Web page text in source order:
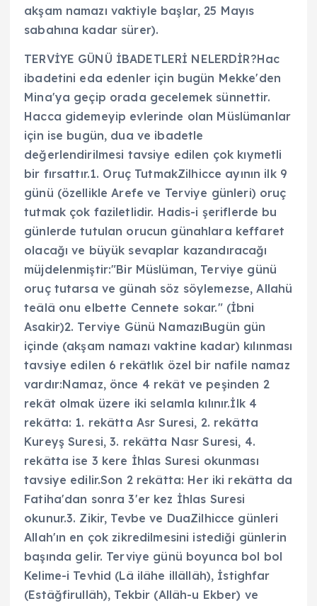
akşam namazı vaktiyle başlar, 25 Mayıs
sabahına kadar sürer).
TERVİYE GÜNÜ İBADETLERİ NELERDİR?Hac
ibadetini eda edenler için bugün Mekke'den
Mina'ya geçip orada gecelemek sünnettir.
Hacca gidemeyip evlerinde olan Müslümanlar
için ise bugün, dua ve ibadetle
değerlendirilmesi tavsiye edilen çok kıymetli
bir fırsattır.1. Oruç TutmakZilhicce ayının ilk 9
günü (özellikle Arefe ve Terviye günleri) oruç
tutmak çok faziletlidir. Hadis-i şeriflerde bu
günlerde tutulan orucun günahlara keffaret
olacağı ve büyük sevaplar kazandıracağı
müjdelenmiştir:"Bir Müslüman, Terviye günü
oruç tutarsa ve günah söz söylemezse, Allahü
teâlâ onu elbette Cennete sokar." (İbni
Asakir)2. Terviye Günü NamazıBugün gün
içinde (akşam namazı vaktine kadar) kılınması
tavsiye edilen 6 rekâtlık özel bir nafile namaz
vardır:Namaz, önce 4 rekât ve peşinden 2
rekât olmak üzere iki selamla kılınır.İlk 4
rekâtta: 1. rekâtta Asr Suresi, 2. rekâtta
Kureyş Suresi, 3. rekâtta Nasr Suresi, 4.
rekâtta ise 3 kere İhlas Suresi okunması
tavsiye edilir.Son 2 rekâtta: Her iki rekâtta da
Fatiha'dan sonra 3'er kez İhlas Suresi
okunur.3. Zikir, Tevbe ve DuaZilhicce günleri
Allah'ın en çok zikredilmesini istediği günlerin
başında gelir. Terviye günü boyunca bol bol
Kelime-i Tevhid (Lâ ilâhe illâllâh), İstighfar
(Estâğfirullâh), Tekbir (Allâh-u Ekber) ve